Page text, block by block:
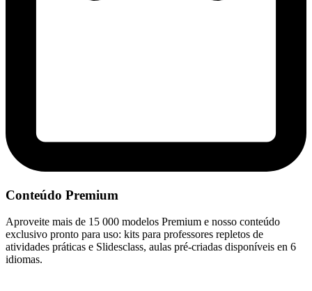
Conteúdo Premium
Aproveite mais de 15 000 modelos Premium e nosso conteúdo
exclusivo pronto para uso: kits para professores repletos de
atividades práticas e Slidesclass, aulas pré-criadas disponíveis en 6
idiomas.